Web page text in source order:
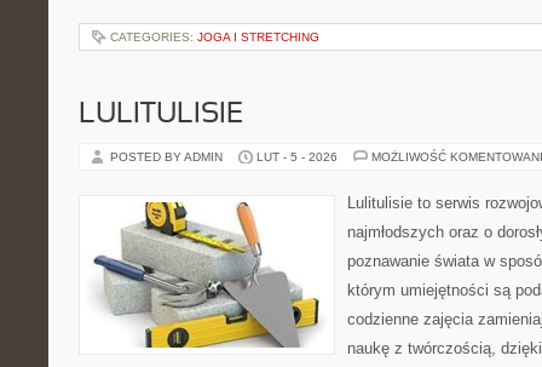
CATEGORIES: JOGA I STRETCHING
LULITULISIE
POSTED BY ADMIN LUT - 5 - 2026 MOŻLIWOŚĆ
Lulitulisie to serwis
najmłodszych oraz o
poznawanie świata w
którym umiejętności są
codzienne zajęcia
naukę z twórczością,